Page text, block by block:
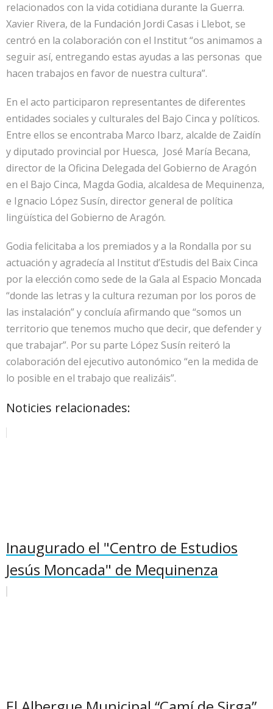
relacionados con la vida cotidiana durante la Guerra.
Xavier Rivera, de la Fundación Jordi Casas i Llebot, se
centró en la colaboración con el Institut “os animamos a
seguir así, entregando estas ayudas a las personas que
hacen trabajos en favor de nuestra cultura”.
En el acto participaron representantes de diferentes
entidades sociales y culturales del Bajo Cinca y políticos.
Entre ellos se encontraba Marco Ibarz, alcalde de Zaidín
y diputado provincial por Huesca, José María Becana,
director de la Oficina Delegada del Gobierno de Aragón
en el Bajo Cinca, Magda Godia, alcaldesa de Mequinenza,
e Ignacio López Susín, director general de política
lingüística del Gobierno de Aragón.
Godia felicitaba a los premiados y a la Rondalla por su
actuación y agradecía al Institut d’Estudis del Baix Cinca
por la elección como sede de la Gala al Espacio Moncada
“donde las letras y la cultura rezuman por los poros de
las instalación” y concluía afirmando que “somos un
territorio que tenemos mucho que decir, que defender y
que trabajar”. Por su parte López Susín reiteró la
colaboración del ejecutivo autonómico “en la medida de
lo posible en el trabajo que realizáis”.
Noticies relacionades:
Inaugurado el "Centro de Estudios
Jesús Moncada" de Mequinenza